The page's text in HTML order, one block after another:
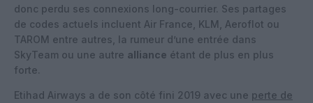
donc perdu ses connexions long-courrier. Ses partages
de codes actuels incluent Air France, KLM, Aeroflot ou
TAROM entre autres, la rumeur d’une entrée dans
SkyTeam ou une autre alliance étant de plus en plus
forte.
Etihad Airways a de son côté fini 2019 avec une perte de